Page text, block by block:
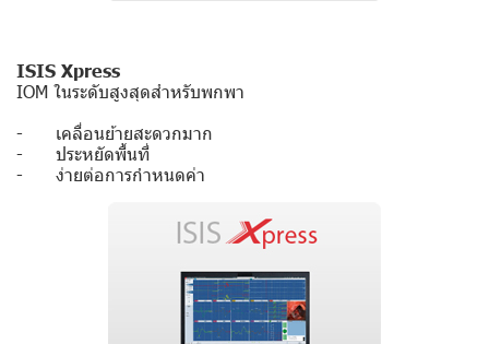
ISIS Xpress
IOM ในระดับสูงสุดสำหรับพกพา
- เคลื่อนย้ายสะดวกมาก
- ประหยัดพื้นที่
- ง่ายต่อการกำหนดค่า